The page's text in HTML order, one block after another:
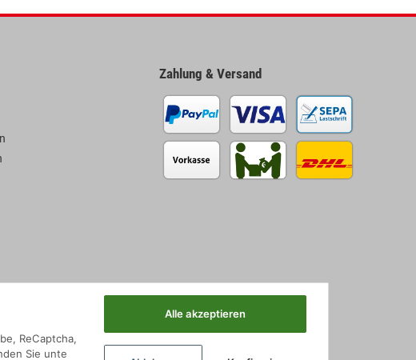
Zahlung & Versand
ReCaptcha,
Sie unte
Alle akzeptieren